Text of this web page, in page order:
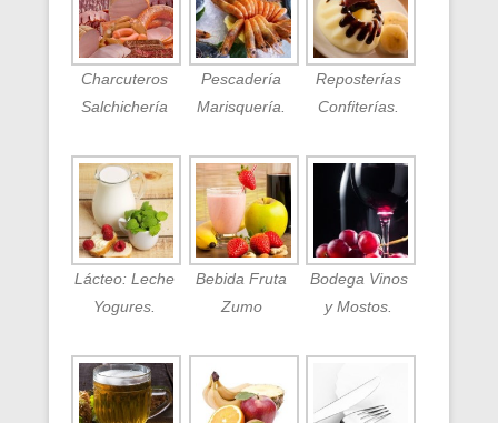
Charcuteros
Salchichería
Pescadería
Marisquería.
Reposterías
Confiterías.
Lácteo: Leche
Yogures.
Bebida Fruta
Zumo
Bodega Vinos
y Mostos.